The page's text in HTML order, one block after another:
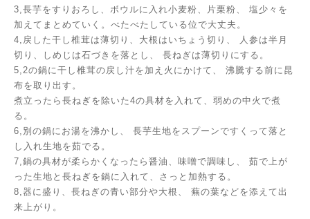
3,長芋をすりおろし、ボウルに入れ小麦粉、片栗粉、 塩少々を
加えてまとめていく。べたべたしている位で大丈夫。
4,戻した干し椎茸は薄切り、大根はいちょう切り、
人参は半月
切り、しめじは石づきを落とし、 長ねぎは薄切りにする。
5,2の鍋に干し椎茸の戻し汁を加え火にかけて、 沸騰する前に昆
布を取り出す。
煮立ったら長ねぎを除いた4の具材を入れて、弱めの中火で煮
る。
6,別の鍋にお湯を沸かし、 長芋生地をスプーンですくって落と
し入れ生地を茹でる。
7,鍋の具材が柔らかくなったら醤油、味噌で調味し、 茹で上が
った生地と長ねぎを鍋に入れて、さっと加熱する。
8,器に盛り、長ねぎの青い部分や大根、 蕪の葉などを添えて出
来上がり。